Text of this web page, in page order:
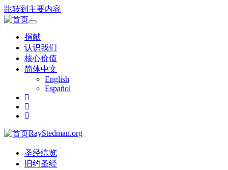
跳转到主要内容
Toggle
navigation
捐献
认识我们
核心价值
简体中文
English
Español
RayStedman.org
圣经综览
旧约圣经